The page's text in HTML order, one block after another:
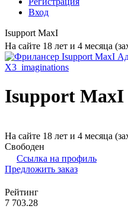
Вход
Isupport MaxI
На сайте 18 лет и 4 месяца
Isupport MaxI
На сайте 18 лет и 4 месяца
Свободен
Ссылка на профиль
Предложить заказ
Рейтинг
7 703.28